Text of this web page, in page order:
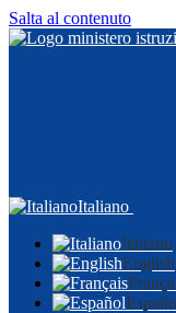
Salta al contenuto
Italiano
Italiano
English